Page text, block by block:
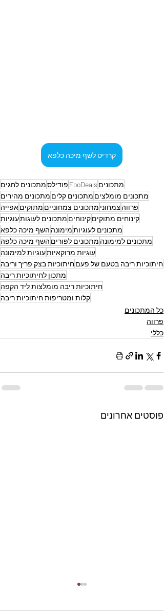
קרדיט לשף מיכה כלפא
מתכונים FooDeals פודילסמתכונים לחגים
מתכונים מומלצים מתכונים קלים מתכונים מהירים
פרווה צמחוני מתכונים צמחוניים מתוקיםאפייה
קינוחים מתוקיםקינוחים מתכונים לעוגותעוגיות
מתכונים לעוגיותמימונה השף מיכה כלפא
מתכונים למימונה מתכונים לפורים השף מיכה כלפה
עוגיות מרוקאיותעוגיות למימונה
חיתוכיות ריבה בטעם של פעםחיתוכיות בצק פריך וריבה
מתכון לחיתוכיות ריבה
חיתוכיות ריבה מומלצות ליד הקפה
קלות ומטריפות חיתוכיות ריבה
כל המתכונים
פרווה
כללי
פוסטים אחרונים